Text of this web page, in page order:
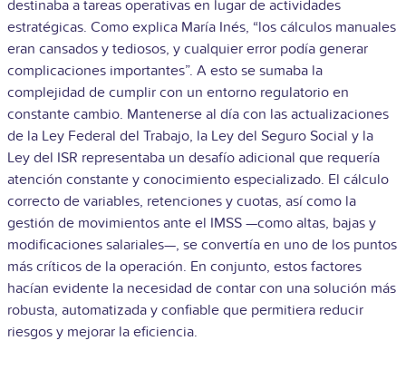
destinaba a tareas operativas en lugar de actividades
estratégicas. Como explica María Inés, “los cálculos manuales
eran cansados y tediosos, y cualquier error podía generar
complicaciones importantes”. A esto se sumaba la
complejidad de cumplir con un entorno regulatorio en
constante cambio. Mantenerse al día con las actualizaciones
de la Ley Federal del Trabajo, la Ley del Seguro Social y la
Ley del ISR representaba un desafío adicional que requería
atención constante y conocimiento especializado. El cálculo
correcto de variables, retenciones y cuotas, así como la
gestión de movimientos ante el IMSS —como altas, bajas y
modificaciones salariales—, se convertía en uno de los puntos
más críticos de la operación. En conjunto, estos factores
hacían evidente la necesidad de contar con una solución más
robusta, automatizada y confiable que permitiera reducir
riesgos y mejorar la eficiencia.